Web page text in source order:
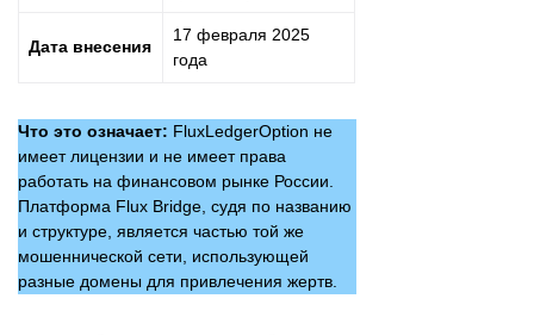
Дата внесения
17 февраля 2025
года
Что это означает: FluxLedgerOption не
имеет лицензии и не имеет права
работать на финансовом рынке России.
Платформа Flux Bridge, судя по названию
и структуре, является частью той же
мошеннической сети, использующей
разные домены для привлечения жертв.